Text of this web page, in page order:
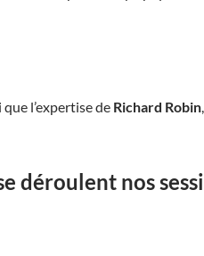
l’expertise de Richard Robin
déroulent nos